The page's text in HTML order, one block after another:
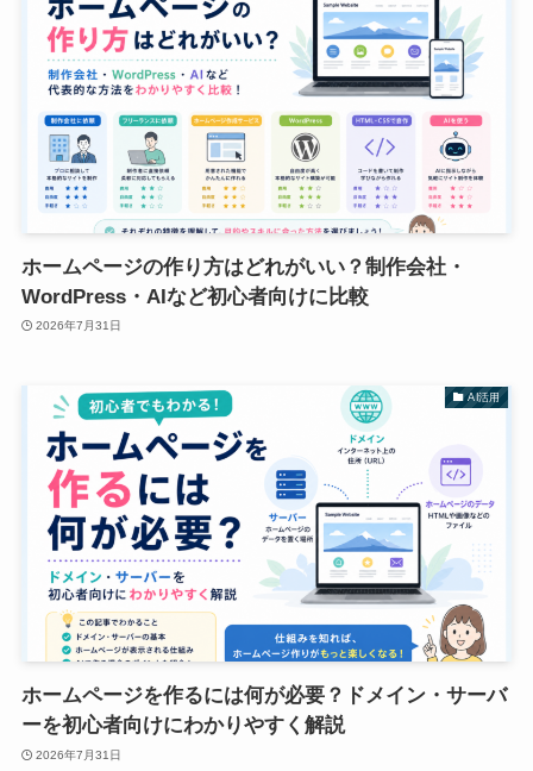
ホームページの作り方はどれがいい？制作会社・
WordPress・AIなど初心者向けに比較
2026年7月31日
AI活用
ホームページを作るには何が必要？ドメイン・サーバ
ーを初心者向けにわかりやすく解説
2026年7月31日